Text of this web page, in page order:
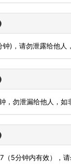
)，请勿泄露给他人
，勿泄漏给他人，如
（5分钟内有效），